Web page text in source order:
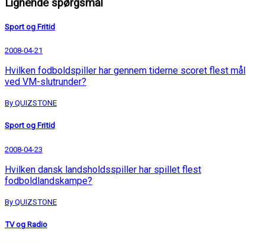
Lignende spørgsmål
Sport og Fritid
2008-04-21
Hvilken fodboldspiller har gennem tiderne scoret flest mål
ved VM-slutrunder?
By QUIZSTONE
Sport og Fritid
2008-04-23
Hvilken dansk landsholdsspiller har spillet flest
fodboldlandskampe?
By QUIZSTONE
TV og Radio